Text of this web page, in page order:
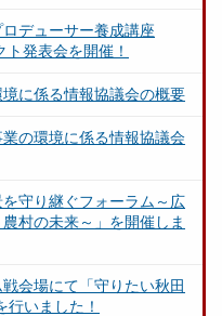
デューサー養成講座
発表会を開催！
に係る情報協議会の概要
の環境に係る情報協議会
守り継ぐフォーラム～広
村の未来～」を開催しま
会場にて「守りたい秋田
いました！